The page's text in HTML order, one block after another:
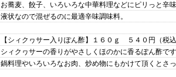
お蕎麦、餃子、いろいろな中華料理などにピリっと辛
液状なので混ぜるのに最適辛味調味料。
【シィクヮサー入りぽん酢】１６０ｇ ５４０円（税込
シィクヮサーの香りがやさしくほのかに香るぽん酢です
鍋料理やいろいろなお肉、炒め物にもかけて頂くとさ